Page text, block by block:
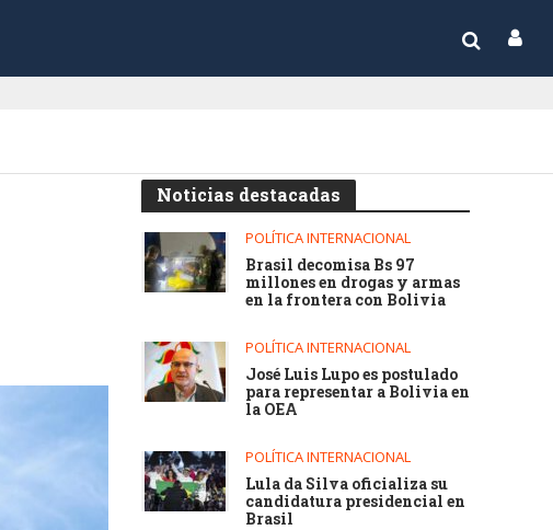
Noticias destacadas
POLÍTICA INTERNACIONAL
Brasil decomisa Bs 97
millones en drogas y armas
en la frontera con Bolivia
POLÍTICA INTERNACIONAL
José Luis Lupo es postulado
para representar a Bolivia en
la OEA
POLÍTICA INTERNACIONAL
Lula da Silva oficializa su
candidatura presidencial en
Brasil